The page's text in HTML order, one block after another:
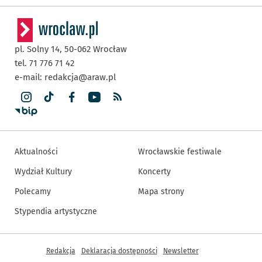
pl. Solny 14, 50-062 Wrocław
tel. 71 776 71 42
e-mail: redakcja@araw.pl
Aktualności
Wydział Kultury
Polecamy
Stypendia artystyczne
Wrocławskie festiwale
Koncerty
Mapa strony
Inne informacje
Redakcja Deklaracja dostępności Newsletter